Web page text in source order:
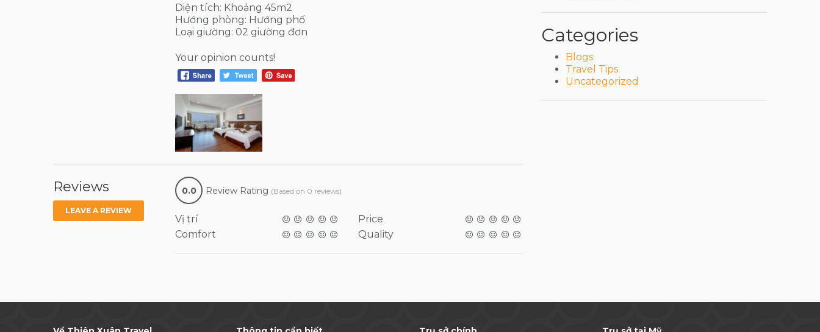
Diện tích: Khoảng 45m2
Hướng phòng: Hướng phố
Loại giường: 02 giường đơn
Your opinion counts!
Reviews
LEAVE A REVIEW
0.0 Review Rating (Based on 0 reviews)
Vị trí
Comfort
Price
Quality
Categories
Blogs
Travel Tips
Uncategorized